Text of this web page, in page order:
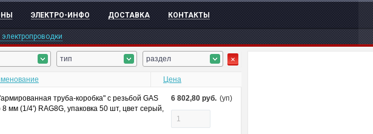
ЭЛЕКТРО-ИНФО ДОСТАВКА КОНТАКТЫ
тип раздел
Цена
труба-коробка" с резьбой GAS
мм (1/4') RAG8G, упаковка 50 шт, цвет серый,
6 802,80 руб. (уп)